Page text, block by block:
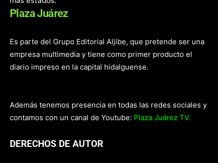
Plaza Juárez
Es parte del Grupo Editorial Aljibe, que pretende ser una
empresa multimedia y tiene como primer producto el
diario impreso en la capital hidalguense.
Además tenemos presencia en todas las redes sociales y
contamos con un canal de Youtube: Plaza Juárez TV.
DERECHOS DE AUTOR